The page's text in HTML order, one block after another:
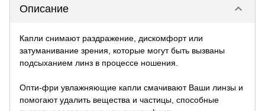
Описание keyboard_arrow_down
Капли снимают раздражение, дискомфорт или
затуманивание зрения, которые могут быть вызваны
подсыханием линз в процессе ношения.
Опти-фри увлажняющие капли смачивают Ваши линзы и
помогают удалить вещества и частицы, способные